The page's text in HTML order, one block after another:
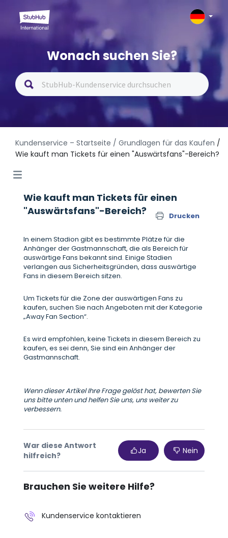
Wonach suchen Sie?
Kundenservice – Startseite / Grundlagen für das Kaufen /
Wie kauft man Tickets für einen "Auswärtsfans"-Bereich?
Wie kauft man Tickets für einen
"Auswärtsfans"-Bereich?
Drucken
In einem Stadion gibt es bestimmte Plätze für die
Anhänger der Gastmannschaft, die als Bereich für
auswärtige Fans bekannt sind. Einige Stadien
verlangen aus Sicherheitsgründen, dass auswärtige
Fans in diesem Bereich sitzen.
Um Tickets für die Zone der auswärtigen Fans zu
kaufen, suchen Sie nach Angeboten mit der Kategorie
„Away Fan Section“.
Es wird empfohlen, keine Tickets in diesem Bereich zu
kaufen, es sei denn, Sie sind ein Anhänger der
Gastmannschaft.
Wenn dieser Artikel Ihre Frage gelöst hat, bewerten Sie
uns bitte unten und helfen Sie uns, uns weiter zu
verbessern.
War diese Antwort
hilfreich?
Ja Nein
Brauchen Sie weitere Hilfe?
Kundenservice kontaktieren